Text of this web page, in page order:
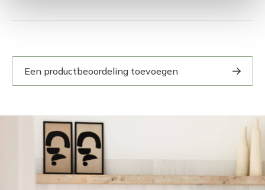
Een productbeoordeling toevoegen